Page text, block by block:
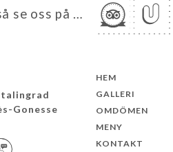
se oss på …
Gonesse
HEM
GALLERI
OMDÖMEN
MENY
KONTAKT